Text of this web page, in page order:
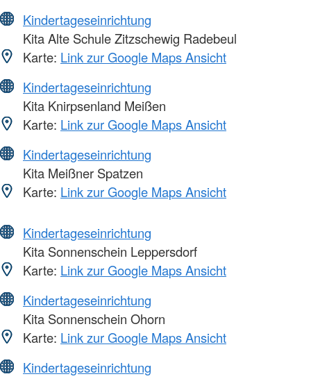
Kindertageseinrichtung
Kita Alte Schule Zitzschewig Radebeul
Karte: Link zur Google Maps Ansicht
Kindertageseinrichtung
Kita Knirpsenland Meißen
Karte: Link zur Google Maps Ansicht
Kindertageseinrichtung
Kita Meißner Spatzen
Karte: Link zur Google Maps Ansicht
Kindertageseinrichtung
Kita Sonnenschein Leppersdorf
Karte: Link zur Google Maps Ansicht
Kindertageseinrichtung
Kita Sonnenschein Ohorn
Karte: Link zur Google Maps Ansicht
Kindertageseinrichtung